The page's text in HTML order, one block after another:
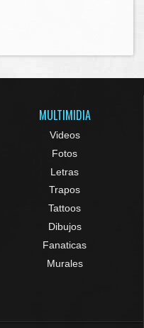
MULTIMIDIA
Videos
Fotos
Letras
Trapos
Tattoos
Dibujos
Fanaticas
Murales